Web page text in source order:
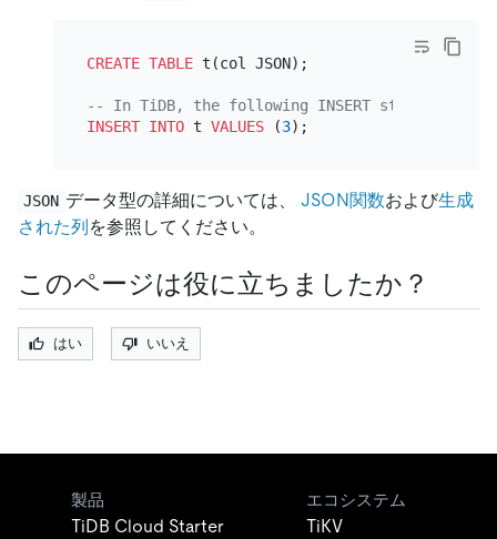
CREATE TABLE t(col JSON);
-- In TiDB, the following INSERT statement is
INSERT INTO t VALUES (3
JSON データ型の詳細については、 JSON関数および生成
された列を参照してください。
このページは役に立ちましたか？
はい いいえ
製品
TiDB Cloud Starter
エコシステム
TiKV